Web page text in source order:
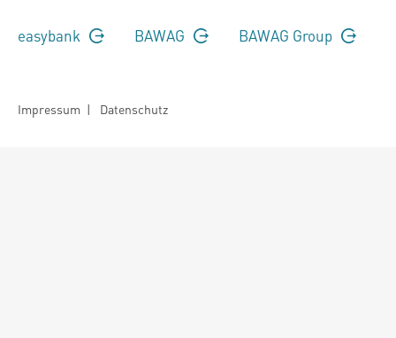
easybank BAWAG BAWAG Group
Impressum | Datenschutz